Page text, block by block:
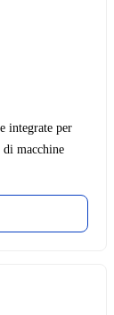
integrate per
di macchine